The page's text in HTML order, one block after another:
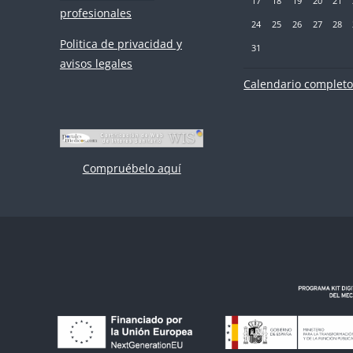
profesionales
Politica de privacidad y
avisos legales
Compruébelo aquí
Sin eventos, lunes, 24
24 Sin eventos, martes,
25 Sin eventos,
26 Sin
27 Sin
28
Sin eventos, lunes, 31
31
Calendario completo